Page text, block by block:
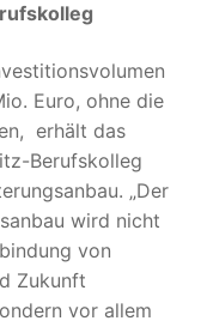
Euro, ohne die
erhält das
Berufskolleg
„Der
wird nicht
von
Zukunft
vor allem